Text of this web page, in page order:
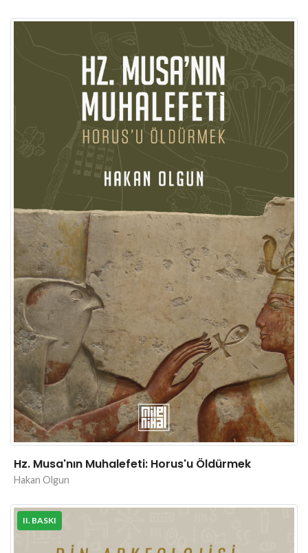
Hz. Musa'nın Muhalefeti: Horus'u Öldürmek
Hakan Olgun
II. BASKI